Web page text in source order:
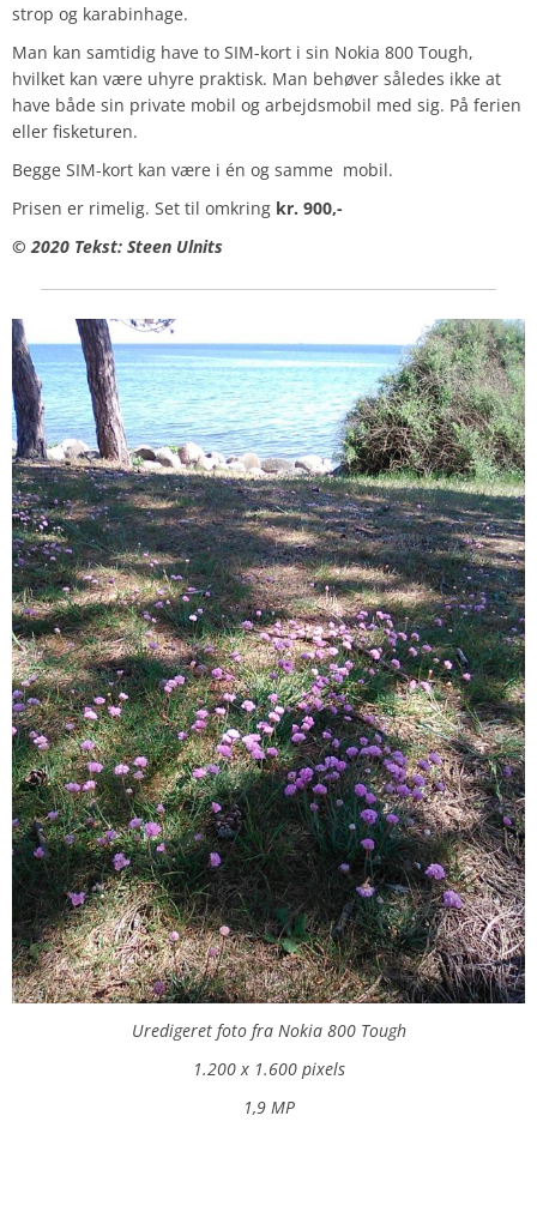
strop og karabinhage.
Man kan samtidig have to SIM-kort i sin Nokia 800 Tough,
hvilket kan være uhyre praktisk. Man behøver således ikke at
have både sin private mobil og arbejdsmobil med sig. På ferien
eller fisketuren.
Begge SIM-kort kan være i én og samme mobil.
Prisen er rimelig. Set til omkring kr. 900,-
© 2020 Tekst: Steen Ulnits
Uredigeret foto fra Nokia 800 Tough
1.200 x 1.600 pixels
1,9 MP